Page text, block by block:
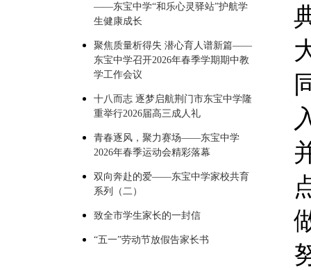
——东宝中学“和乐心灵驿站”护航学
生健康成长
聚焦质量析得失 潜心育人谱新篇——
东宝中学召开2026年春季学期期中教
学工作会议
十八而志 逐梦启航荆门市东宝中学隆
重举行2026届高三成人礼
青春逐风，聚力赛场——东宝中学
2026年春季运动会精彩落幕
双向奔赴的爱——东宝中学家校共育
系列（二）
致全市学生家长的一封信
“五一”劳动节放假告家长书